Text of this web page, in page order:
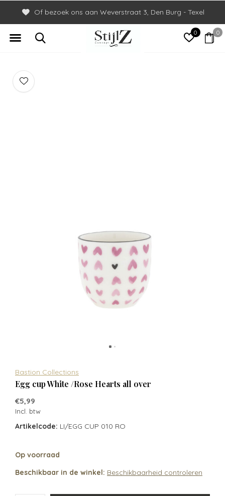
0 0
Of bezoek ons aan Weverstraat 3, Den Burg - Texel
Bastion Collections
Egg cup White /Rose Hearts all over
€5,99
Incl. btw
Artikelcode: LI/EGG CUP 010 RO
Op voorraad
Beschikbaar in de winkel: Beschikbaarheid controleren